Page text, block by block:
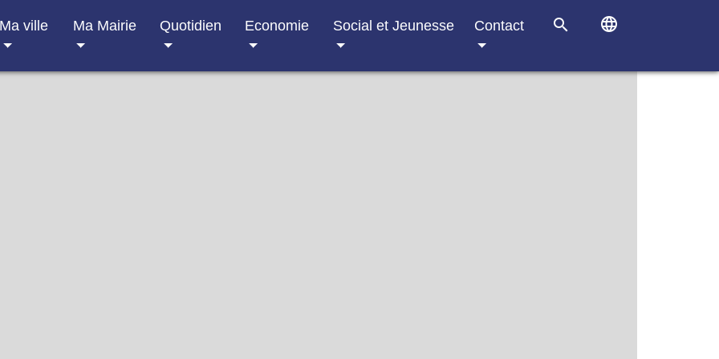
Ma ville Ma Mairie Quotidien Economie Social et Jeunesse Contact search language